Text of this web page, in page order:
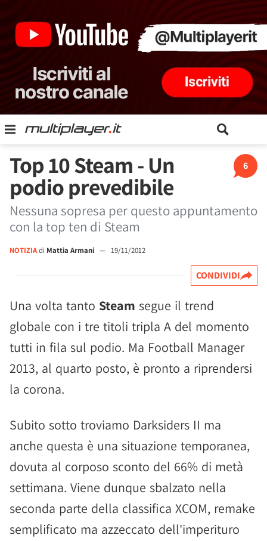
6
Top 10 Steam - Un
podio prevedibile
Nessuna sopresa per questo appuntamento
con la top ten di Steam
NOTIZIAdi Mattia Armani — 19/11/2012
CONDIVIDI
Una volta tanto Steam segue il trend
globale con i tre titoli tripla A del momento
tutti in fila sul podio. Ma Football Manager
2013, al quarto posto, è pronto a riprendersi
la corona.
Subito sotto troviamo Darksiders II ma
anche questa è una situazione temporanea,
dovuta al corposo sconto del 66% di metà
settimana. Viene dunque sbalzato nella
seconda parte della classifica XCOM, remake
semplificato ma azzeccato dell'imperituro